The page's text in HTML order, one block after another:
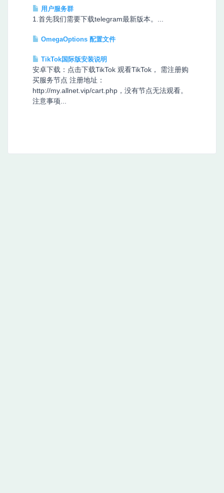
用户服务群
1.首先我们需要下载telegram最新版本。...
OmegaOptions 配置文件
TikTok国际版安装说明
安卓下载：点击下载TikTok 观看TikTok， 需注册购
买服务节点 注册地址：
http://my.allnet.vip/cart.php，没有节点无法观看。
注意事项...